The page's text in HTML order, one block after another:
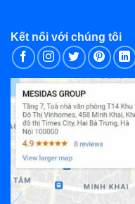
Kết nối với chúng tôi